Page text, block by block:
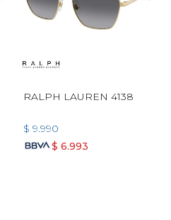
RALPH LAUREN 4138
$ 9.990
$ 6.993